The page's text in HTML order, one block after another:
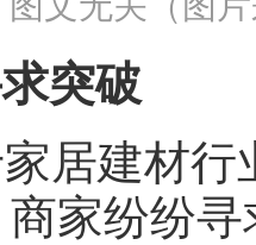
突破
居建材
家纷纷